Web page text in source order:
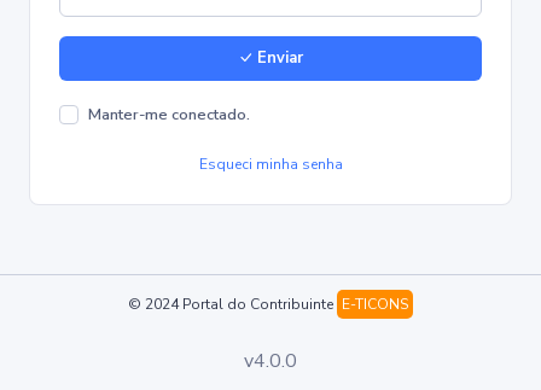
Enviar
Manter-me conectado.
Esqueci minha senha
© 2024 Portal do Contribuinte E-TICONS
v4.0.0